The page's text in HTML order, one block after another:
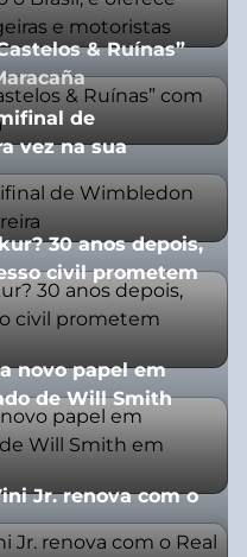
& Ruínas”
de
vez na sua
30 anos depois,
civil prometem
novo papel em
de Will Smith
Jr. renova com o